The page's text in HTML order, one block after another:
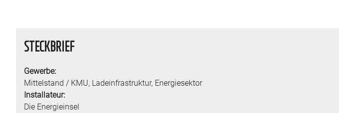
STECKBRIEF
Gewerbe:
Mittelstand / KMU, Ladeinfrastruktur, Energiesektor
Installateur:
Die Energieinsel